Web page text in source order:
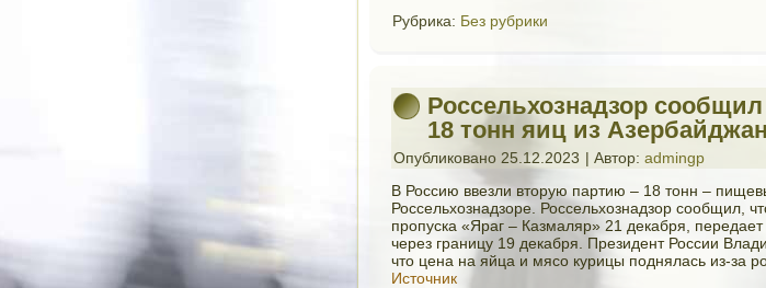
Рубрика: Без рубрики
Россельхознадзор
18 тонн яиц из
Опубликовано 25.12.2023 | Автор: admingp
В Россию ввезли вторую партию – 18 тонн –
Россельхознадзоре. Россельхознадзор сообщил,
пропуска «Яраг – Казмаляр» 21 декабря,
через границу 19 декабря. Президент России
что цена на яйца и мясо курицы поднялась из-за
Источник